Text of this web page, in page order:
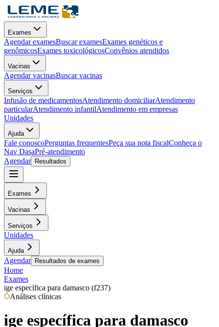
Exames
Agendar examesBuscar examesExames genéticos e
genômicosExames toxicológicosConvênios atendidos
Vacinas
Agendar vacinasBuscar vacinas
Serviços
Infusão de medicamentosAtendimento domiciliarAtendimento
particularAtendimento infantilAtendimento em empresas
Unidades
Ajuda
Fale conoscoPerguntas frequentesPeça sua nota fiscalConheça o
Nav DasaPré-atendimento
Agendar
Resultados
Exames
Vacinas
Serviços
Unidades
Ajuda
Agendar Resultados de exames
Home
Exames
ige específica para damasco (f237)
Análises clínicas
ige específica para damasco